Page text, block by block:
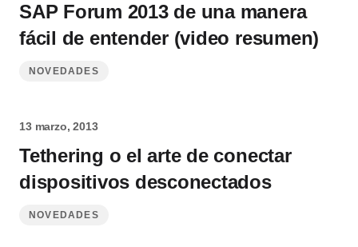
SAP Forum 2013 de una manera
fácil de entender (video resumen)
NOVEDADES
13 marzo, 2013
Tethering o el arte de conectar
dispositivos desconectados
NOVEDADES